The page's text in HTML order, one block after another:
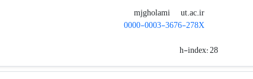
mjgholami
ut.ac.ir
0000-0003-3676-278X
h-index:28